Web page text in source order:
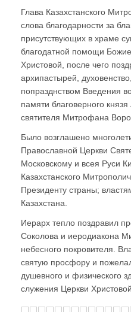
Глава Казахстанского
слова благодарности за
присутствующих в храме
благодатной помощи
Христовой, после чего
архипастырей,
попразднством Введения
памяти благоверного
святителя Митрофана
Было возглашено
Православной Церкви
Московскому и всея Руси
Казахстанского
Президенту страны;
Казахстана.
Иерарх тепло поздравил
Соколова и иеродиакона
небесного покровителя.
святую просфору и
душевного и физического
служения Церкви Христовой.